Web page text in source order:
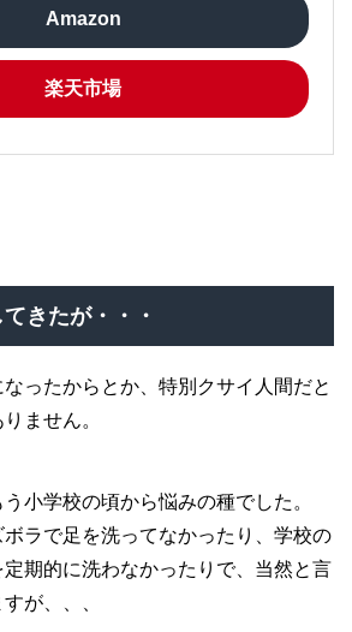
Amazon
楽天市場
きたが・・・
ったからとか、特別クサイ人間だと
ません。
小学校の頃から悩みの種でした。
ラで足を洗ってなかったり、学校の
定期的に洗わなかったりで、当然と言
が、、、